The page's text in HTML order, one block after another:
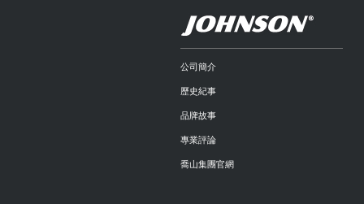
公司簡介
歷史紀事
品牌故事
專業評論
喬山集團官網